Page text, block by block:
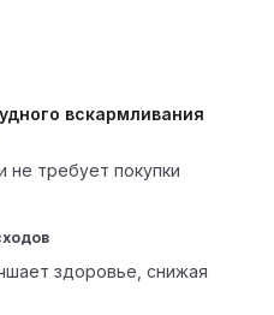
вскармливания
не требует покупки
здоровье, снижая